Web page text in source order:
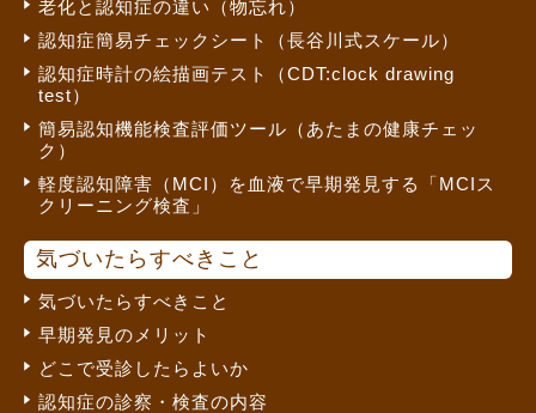
老化と認知症の違い（物忘れ）
認知症簡易チェックシート（長谷川式スケール）
認知症時計の絵描画テスト（CDT:clock drawing
test）
簡易認知機能検査評価ツール（あたまの健康チェッ
ク）
軽度認知障害（MCI）を血液で早期発見する「MCIス
クリーニング検査」
気づいたらすべきこと
気づいたらすべきこと
早期発見のメリット
どこで受診したらよいか
認知症の診察・検査の内容